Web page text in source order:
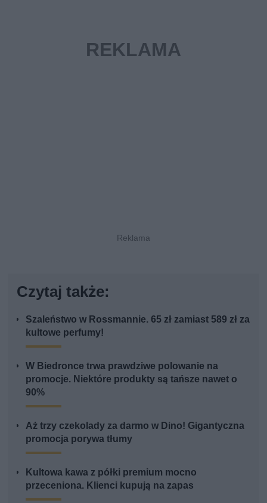
Czytaj także:
Szaleństwo w Rossmannie. 65 zł zamiast 589 zł za
kultowe perfumy!
W Biedronce trwa prawdziwe polowanie na
promocje. Niektóre produkty są tańsze nawet o
90%
Aż trzy czekolady za darmo w Dino! Gigantyczna
promocja porywa tłumy
Kultowa kawa z półki premium mocno
przeceniona. Klienci kupują na zapas